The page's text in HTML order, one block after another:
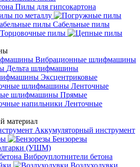
Пилы для гипсокартона
по металлу
Сабельные пилы
Торцовочные пилы
Вибрационные шлифмашины
Дельта шлифмашины
Эксцентриковые
Ленточные
Прямые
Ленточные
материал
Аккумуляторный инструмент
Бензорезы
(УШМ)
Виброуплотнители бетона
Воздуходувки